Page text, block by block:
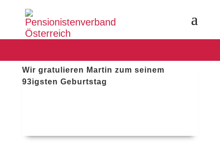
Wir gratulieren Martin zum seinem
93igsten Geburtstag